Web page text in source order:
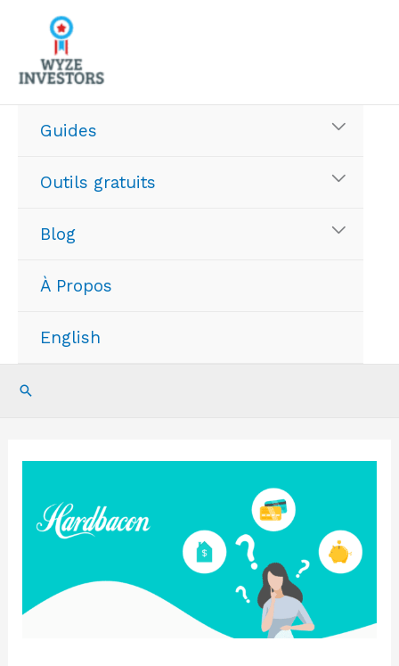
contenu
Guides
Outils gratuits
Blog
À Propos
English
Recherche